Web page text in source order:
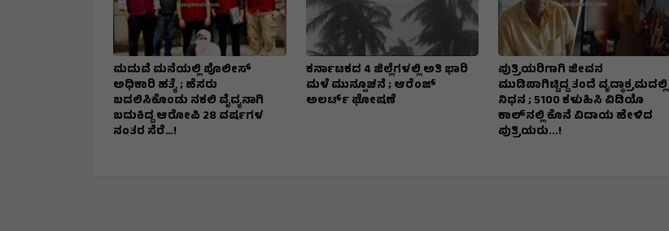
ಮದುವೆ ಮನೆಯಲ್ಲಿ ಪೊಲೀಸ್
ಅಧಿಕಾರಿ ಹತ್ಯೆ ; ಹೆಸರು
ಬದಲಿಸಿಕೊಂಡು ನಕಲಿ ವೈದ್ಯನಾಗಿ
ಬದುಕಿದ್ದ ಆರೋಪಿ 28 ವರ್ಷಗಳ
ನಂತರ ಸೆರೆ…!
ಕರ್ನಾಟಕದ 4 ಜಿಲ್ಲೆಗಳಲ್ಲಿ ಅತಿ ಭಾರಿ
ಮಳೆ ಮುನ್ಸೂಚನೆ ; ಆರೆಂಜ್‌
ಅಲರ್ಟ್‌ ಘೋಷಣೆ
ಪುತ್ರಿಯರಿಗಾಗಿ ಜೀವನ
ಮುಡಿಪಾಗಿಟ್ಟಿದ್ದ ತಂದೆ ವೃದ್ಧಾಶ್ರಮದಲ್ಲಿ
ನಿಧನ ; ₹5100 ಕಳುಹಿಸಿ ವಿಡಿಯೊ
ಕಾಲ್‌ನಲ್ಲಿ ಕೊನೆ ವಿದಾಯ ಹೇಳಿದ
ಪುತ್ರಿಯರು...!